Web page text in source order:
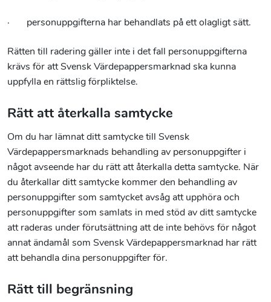
· personuppgifterna har behandlats på ett olagligt sätt.
Rätten till radering gäller inte i det fall personuppgifterna
krävs för att Svensk Värdepappersmarknad ska kunna
uppfylla en rättslig förpliktelse.
Rätt att återkalla samtycke
Om du har lämnat ditt samtycke till Svensk
Värdepappersmarknads behandling av personuppgifter i
något avseende har du rätt att återkalla detta samtycke. När
du återkallar ditt samtycke kommer den behandling av
personuppgifter som samtycket avsåg att upphöra och
personuppgifter som samlats in med stöd av ditt samtycke
att raderas under förutsättning att de inte behövs för något
annat ändamål som Svensk Värdepappersmarknad har rätt
att behandla dina personuppgifter för.
Rätt till begränsning